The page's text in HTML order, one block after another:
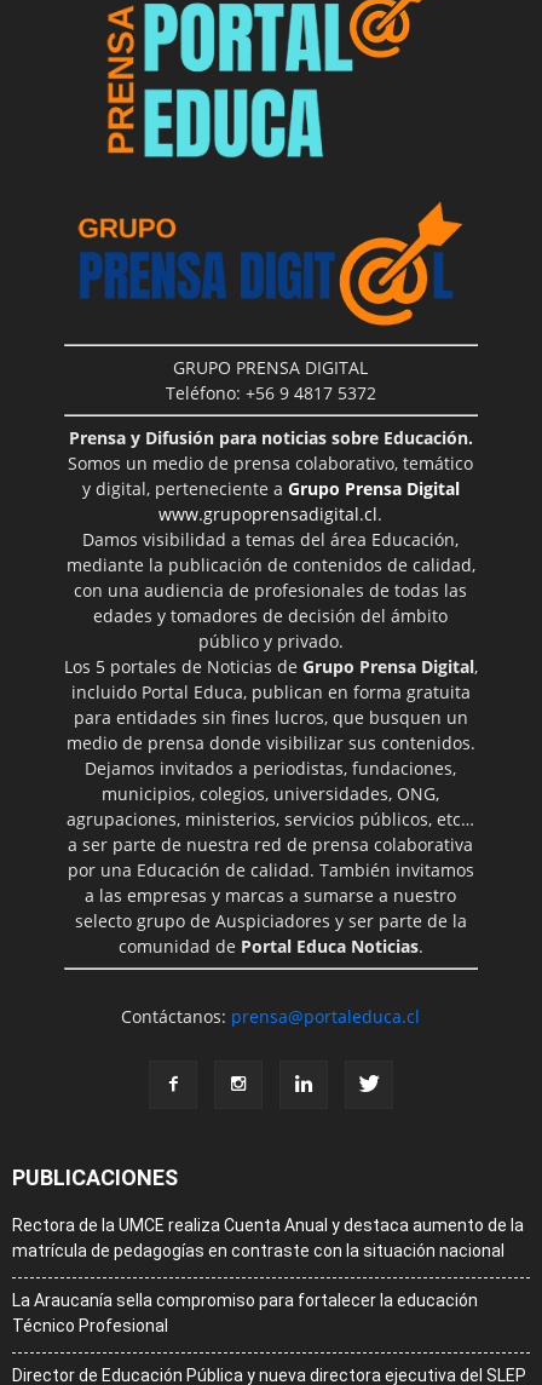
GRUPO PRENSA DIGITAL
Teléfono: +56 9 4817 5372
Prensa y Difusión para noticias sobre Educación.
Somos un medio de prensa colaborativo, temático
y digital, perteneciente a Grupo Prensa Digital
www.grupoprensadigital.cl.
Damos visibilidad a temas del área Educación,
mediante la publicación de contenidos de calidad,
con una audiencia de profesionales de todas las
edades y tomadores de decisión del ámbito
público y privado.
Los 5 portales de Noticias de Grupo Prensa Digital,
incluido Portal Educa, publican en forma gratuita
para entidades sin fines lucros, que busquen un
medio de prensa donde visibilizar sus contenidos.
Dejamos invitados a periodistas, fundaciones,
municipios, colegios, universidades, ONG,
agrupaciones, ministerios, servicios públicos, etc…
a ser parte de nuestra red de prensa colaborativa
por una Educación de calidad. También invitamos
a las empresas y marcas a sumarse a nuestro
selecto grupo de Auspiciadores y ser parte de la
comunidad de Portal Educa Noticias.
Contáctanos: prensa@portaleduca.cl
PUBLICACIONES
Rectora de la UMCE realiza Cuenta Anual y destaca aumento de la
matrícula de pedagogías en contraste con la situación nacional
La Araucanía sella compromiso para fortalecer la educación
Técnico Profesional
Director de Educación Pública y nueva directora ejecutiva del SLEP